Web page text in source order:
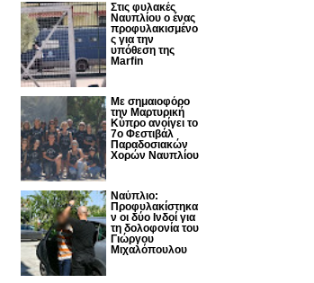
Στις φυλακές
Ναυπλίου ο ένας
προφυλακισμένο
ς για την
υπόθεση της
Marfin
Με σημαιοφόρο
την Μαρτυρική
Κύπρο ανοίγει το
7ο Φεστιβάλ
Παραδοσιακών
Χορών Ναυπλίου
Ναύπλιο:
Προφυλακίστηκα
ν οι δύο Ινδοί για
τη δολοφονία του
Γιώργου
Μιχαλόπουλου